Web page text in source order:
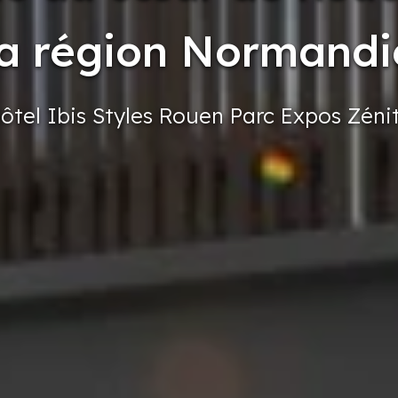
région
Ibis Styles Rouen Parc Expos